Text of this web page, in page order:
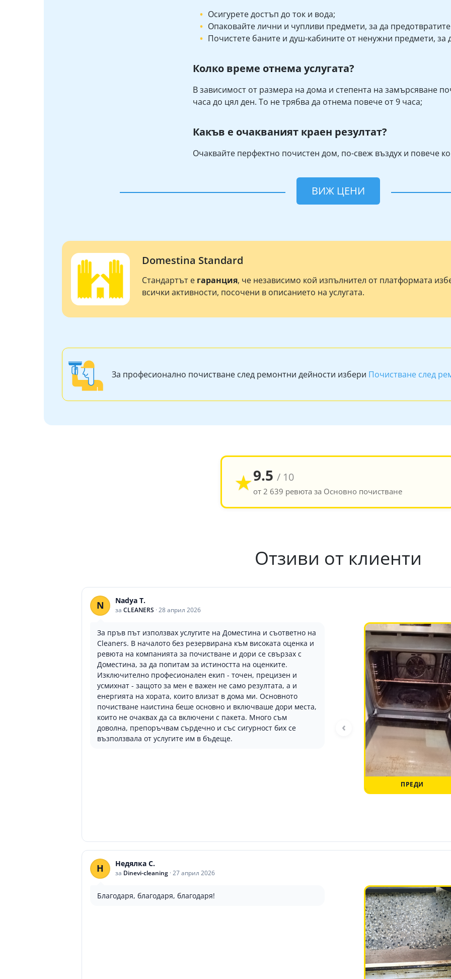
Осигурете достъп до ток и вода;
Опаковайте лични и чупливи предмети, за да
Почистете баните и душ-кабините от ненужни предмети, за
Колко време отнема услугата?
В зависимост от размера на дома и степента на замърсяване
часа до цял ден. То не трябва да отнема повече от 9 часа;
Какъв е очакваният краен резултат?
Очаквайте перфектно почистен дом, по-свеж въздух и повече
ВИЖ ЦЕНИ
Domestina Standard
Стандартът е гаранция, че независимо кой изпълнител от платформата
всички активности, посочени в описанието на услугата.
За професионално почистване след ремонтни дейности избери Почистване след
★9.5 / 10
от 2 639 ревюта за Основно почистване
Отзиви от клиенти
N Nadya T.
за CLEANERS ·28 април 2026
За пръв път използвах услугите на Доместина и съответно на
Cleaners. В началото без резервирана към високата оценка и
ревюта на компанията за почистване и дори се свързах с
Доместина, за да попитам за истиността на оценките.
Изключително професионален екип - точен, прецизен и
усмихнат - защото за мен е важен не само резултата, а и
енергията на хората, които влизат в дома ми. Основното
почистване наистина беше основно и включваше дори места,
които не очаквах да са включени с пакета. Много съм
доволна, препоръчвам сърдечно и със сигурност бих се
възползвала от услугите им в бъдеще.
ПРЕДИ
‹
Н Недялка С.
за Dinevi-cleaning ·27 април 2026
Благодаря, благодаря, благодаря!